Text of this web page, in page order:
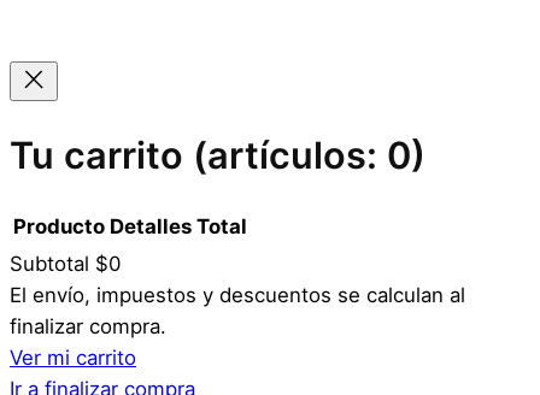
Tu carrito (artículos: 0)
Productos
del
carrito
Producto Detalles Total
Subtotal $0
El envío, impuestos y descuentos se calculan al
finalizar compra.
Ver mi carrito
Ir a finalizar compra